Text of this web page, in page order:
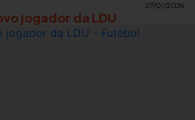
27/01/2026
jogador da LDU